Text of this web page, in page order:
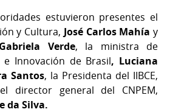
estuvieron presentes el
y Cultura, José Carlos Mahía y
Gabriela Verde, la ministra de
e Innovación de Brasil, Luciana
Santos, la Presidenta del IIBCE,
director general del CNPEM,
da Silva.